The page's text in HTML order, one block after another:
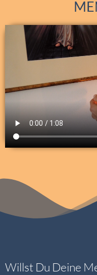
Willst Du Deine